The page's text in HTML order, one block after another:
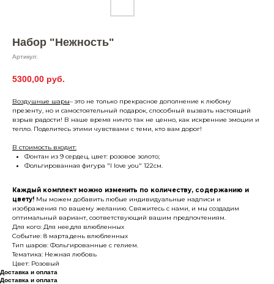
Набор "Нежность"
Артикул:
5300,00 руб.
Воздушные шары– это не только прекрасное дополнение к любому
презенту, но и самостоятельный подарок, способный вызвать настоящий
взрыв радости! В наше время ничто так не ценно, как искренние эмоции и
тепло. Поделитесь этими чувствами с теми, кто вам дорог!
В стоимость входит:
Фонтан из 9 сердец, цвет: розовое золото;
Фольгированная фигура "I love you" 122см.
Каждый комплект можно изменить по количеству, содержанию и
цвету! Мы можем добавить любые индивидуальные надписи и
изображения по вашему желанию. Свяжитесь с нами, и мы создадим
оптимальный вариант, соответствующий вашим предпочтениям.
Для кого: Для нее,для влюбленных
Событие: 8 марта,день влюбленных
Тип шаров: Фольгированные с гелием.
Тематика: Нежная любовь
Цвет: Розовый
Доставка и оплата
Доставка и оплата